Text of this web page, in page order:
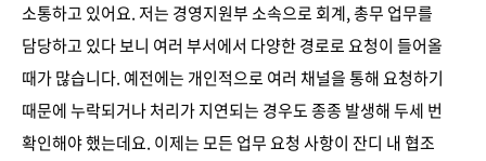
소통하고 있어요. 저는 경영지원부 소속으로 회계, 총무 업무를
담당하고 있다 보니 여러 부서에서 다양한 경로로 요청이 들어올
때가 많습니다. 예전에는 개인적으로 여러 채널을 통해 요청하기
때문에 누락되거나 처리가 지연되는 경우도 종종 발생해 두세 번
확인해야 했는데요. 이제는 모든 업무 요청 사항이 잔디 내 협조